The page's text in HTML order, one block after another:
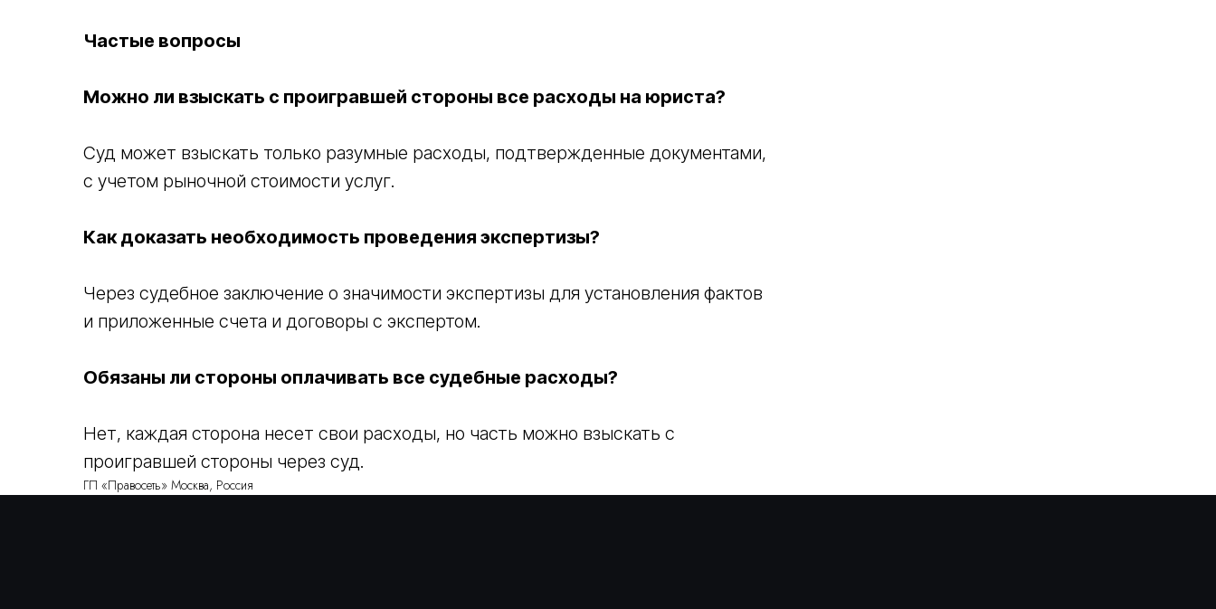
Частые вопросы
Можно ли взыскать с проигравшей стороны все расходы на юриста?
Суд может взыскать только разумные расходы, подтвержденные документами,
с учетом рыночной стоимости услуг.
Как доказать необходимость проведения экспертизы?
Через судебное заключение о значимости экспертизы для установления фактов
и приложенные счета и договоры с экспертом.
Обязаны ли стороны оплачивать все судебные расходы?
Нет, каждая сторона несет свои расходы, но часть можно взыскать с
проигравшей стороны через суд.
ГП «Правосеть» Москва, Россия
ПОМОЖЕМ ОПРЕДЕЛИТЬСЯ
С ВЫБОРОМУСЛУГИ